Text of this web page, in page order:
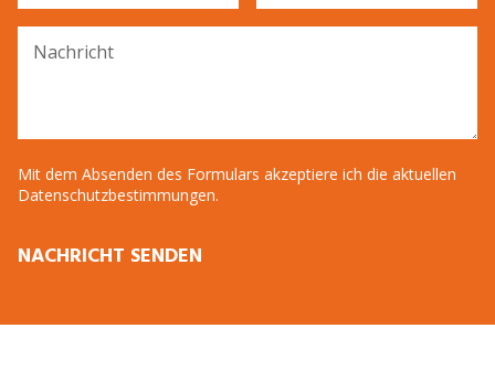
Nachricht
Mit dem Absenden des Formulars akzeptiere ich die aktuellen
Datenschutzbestimmungen.
NACHRICHT SENDEN